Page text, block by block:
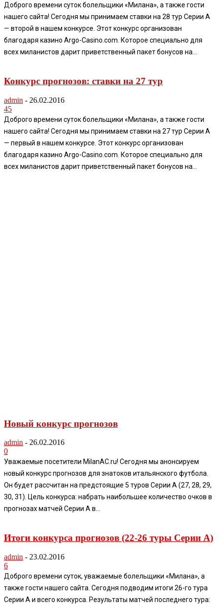
Доброго времени суток болельщики «Милана», а также гости
нашего сайта! Сегодня мы принимаем ставки на 28 тур Серии А
— второй в нашем конкурсе. Этот конкурс организован
благодаря казино Argo-Casino.com. Которое специально для
всех миланистов дарит приветственный пакет бонусов на...
Конкурс прогнозов: ставки на 27 тур
admin - 26.02.2016
45
Доброго времени суток болельщики «Милана», а также гости
нашего сайта! Сегодня мы принимаем ставки на 27 тур Серии А
— первый в нашем конкурсе. Этот конкурс организован
благодаря казино Argo-Casino.com. Которое специально для
всех миланистов дарит приветственный пакет бонусов на...
Новый конкурс прогнозов
admin - 26.02.2016
0
Уважаемые посетители MilanAC.ru! Сегодня мы анонсируем
новый конкурс прогнозов для знатоков итальянского футбола.
Он будет рассчитан на предстоящие 5 туров Серии А (27, 28, 29,
30, 31). Цель конкурса: набрать наибольшее количество очков в
прогнозах матчей Серии А в...
Итоги конкурса прогнозов (22-26 туры Серии А)
admin - 23.02.2016
6
Доброго времени суток, уважаемые болельщики «Милана», а
также гости нашего сайта. Сегодня подводим итоги 26-го тура
Серии А и всего конкурса. Результаты матчей последнего тура: